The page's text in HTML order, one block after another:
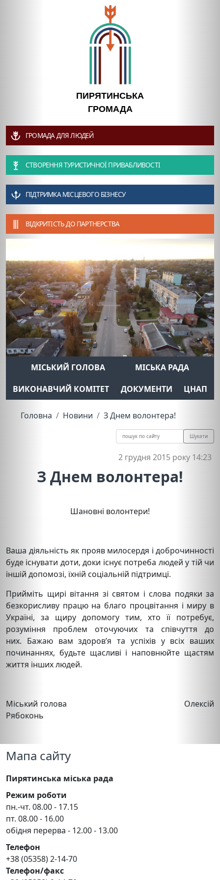
ПИРЯТИНСЬКА
ГРОМАДА
ГРОМАДА ДЛЯ ЛЮДЕЙ
СТВОРЕННЯ ТУРИСТИЧНОЇ ПРИВАБЛИВОСТІ
ПІДТРИМКА МІСЦЕВОГО БІЗНЕСУ
ВІДКРИТІСТЬ ДО ПАРТНЕРСТВА
Previous Next
МІСЬКИЙ ГОЛОВА
МІСЬКА РАДА
ВИКОНАВЧИЙ КОМІТЕТ
ДОКУМЕНТИ ЦНАП
Головна Новини З Днем волонтера!
Шукати
2 грудня 2015 року 14:23
З Днем волонтера!
Шановні волонтери!
Ваша діяльність як прояв милосердя і доброчинності
буде існувати доти, доки існує потреба людей у тій чи
іншій допомозі, їхній соціальній підтримці.
Прийміть щирі вітання зі святом і слова подяки за
безкорисливу працю на благо процвітання і миру в
Україні, за щиру допомогу тим, хто її потребує,
розуміння проблем оточуючих та співчуття до
них. Бажаю вам здоров’я та успіхів у всіх ваших
починаннях, будьте щасливі і наповнюйте щастям
життя інших людей.
Міський голова Олексій
Рябоконь
Мапа сайту
Пирятинська міська рада
Режим роботи
пн.-чт. 08.00 - 17.15
пт. 08.00 - 16.00
обідня перерва - 12.00 - 13.00
Телефон
+38 (05358) 2-14-70
Телефон/факс